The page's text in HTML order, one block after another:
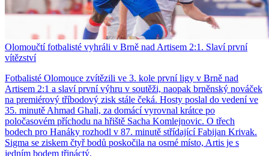
Olomoučtí fotbalisté vyhráli v Brně nad Artisem 2:1. Slaví první
vítězství
Fotbalisté Olomouce zvítězili ve 3. kole první ligy v Brně nad
Artisem 2:1 a slaví první výhru v soutěži, naopak brněnský nováček
na premiérový tříbodový zisk stále čeká. Hosty poslal do vedení ve
35. minutě Ahmad Ghali, za domácí vyrovnal krátce po
poločasovém příchodu na hřiště Sacha Komlejnovic. O třech
bodech pro Hanáky rozhodl v 87. minutě střídající Fabijan Krivak.
Sigma se ziskem čtyř bodů poskočila na osmé místo, Artis je s
jedním bodem třináctý.